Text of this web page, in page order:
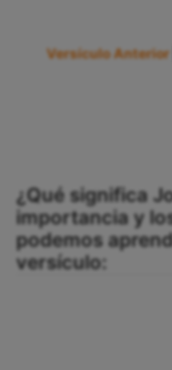
Versículo Anterior
¿Qué significa
importancia y
podemos
versículo: